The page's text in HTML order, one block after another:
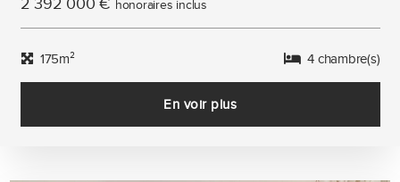
2 392 000 € honoraires inclus
175m² 4 chambre(s)
En voir plus